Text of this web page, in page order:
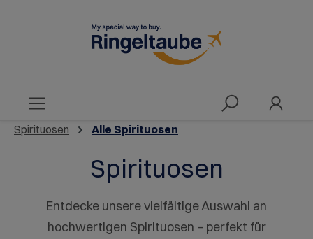
Spirituosen Alle Spirituosen
Spirituosen
Entdecke unsere vielfältige Auswahl an
hochwertigen Spirituosen – perfekt für